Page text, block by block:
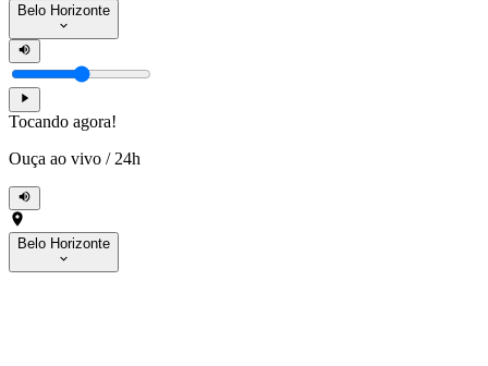
Belo Horizonte
Tocando agora!
Ouça ao vivo / 24h
Belo Horizonte